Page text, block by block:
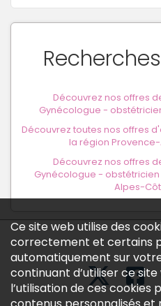
Découvrez nos offres
Gynécologue -
Découvrez toutes nos offres
la région
Découvrez nos offres
Gynécologue -
Alpes-
Ce site web utilise des
correctement et certains
automatiquement sur
continuant d’utiliser ce
l’utilisation de ces cookies